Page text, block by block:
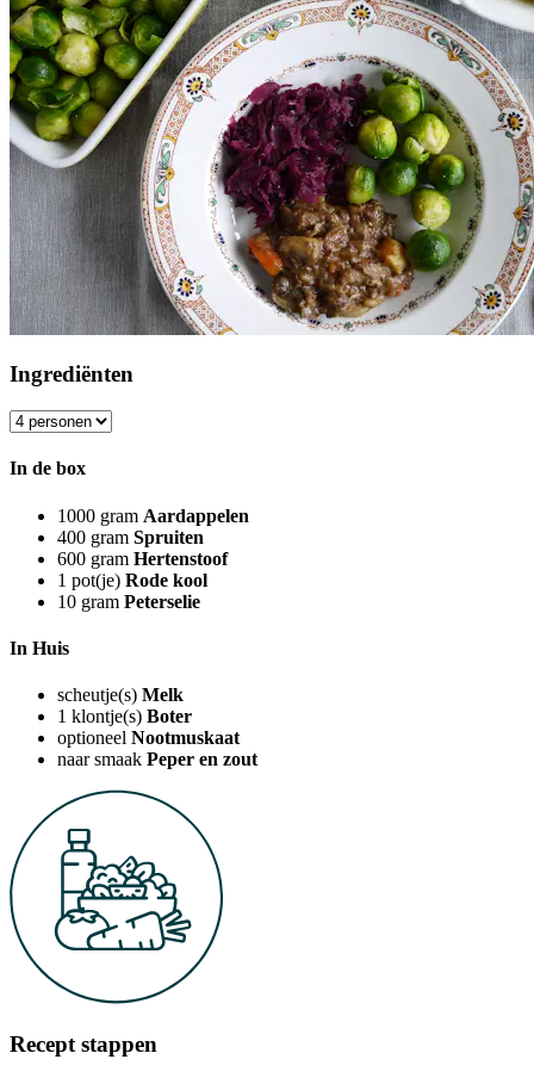
Ingrediënten
In de box
1000 gram Aardappelen
400 gram Spruiten
600 gram Hertenstoof
1 pot(je) Rode kool
10 gram Peterselie
In Huis
scheutje(s) Melk
1 klontje(s) Boter
optioneel Nootmuskaat
naar smaak Peper en zout
Recept stappen